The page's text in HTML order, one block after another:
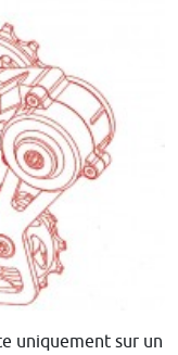
uniquement sur un